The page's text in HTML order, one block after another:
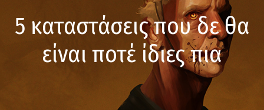
5 καταστάσεις που δε θα
είναι ποτέ ίδιες πια